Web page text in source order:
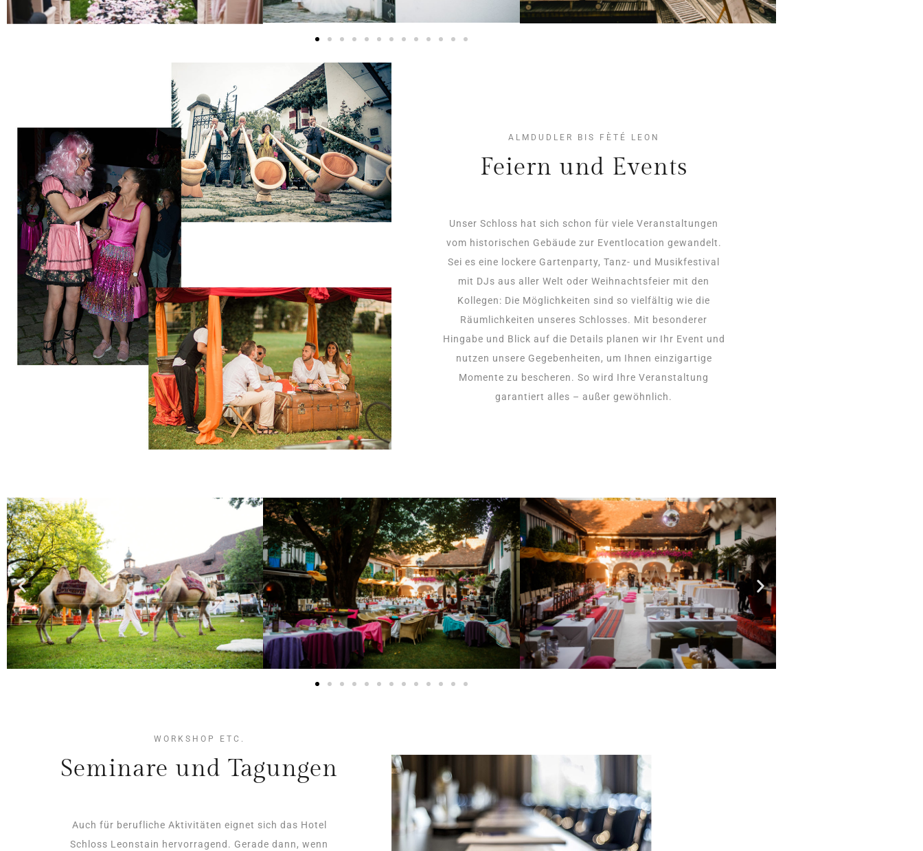
ALMDUDLER BIS FÈTÉ LEON
Feiern und Events
Unser Schloss hat sich schon für viele Veranstaltungen
vom historischen Gebäude zur Eventlocation gewandelt.
Sei es eine lockere Gartenparty, Tanz- und Musikfestival
mit DJs aus aller Welt oder Weihnachtsfeier mit den
Kollegen: Die Möglichkeiten sind so vielfältig wie die
Räumlichkeiten unseres Schlosses. Mit besonderer
Hingabe und Blick auf die Details planen wir Ihr Event und
nutzen unsere Gegebenheiten, um Ihnen einzigartige
Momente zu bescheren. So wird Ihre Veranstaltung
garantiert alles – außer gewöhnlich.
WORKSHOP ETC.
Seminare und Tagungen
Auch für berufliche Aktivitäten eignet sich das Hotel
Schloss Leonstain hervorragend. Gerade dann, wenn